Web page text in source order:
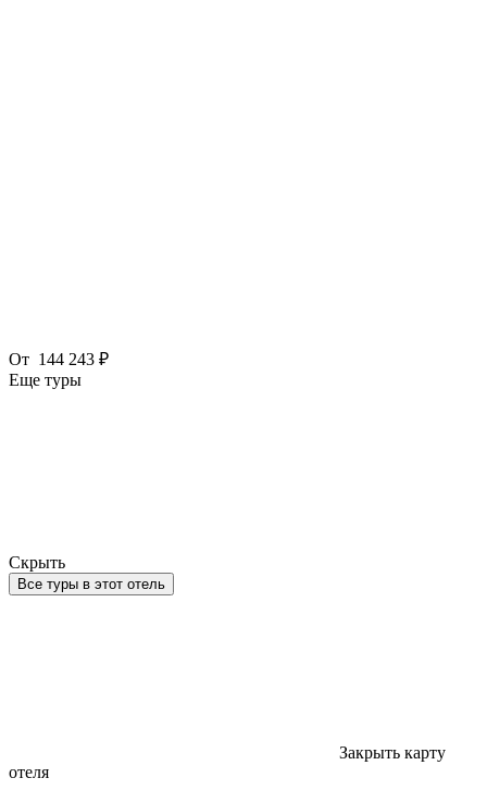
От 144 243 ₽
Еще туры
Скрыть
Все туры в этот отель
Закрыть карту
отеля